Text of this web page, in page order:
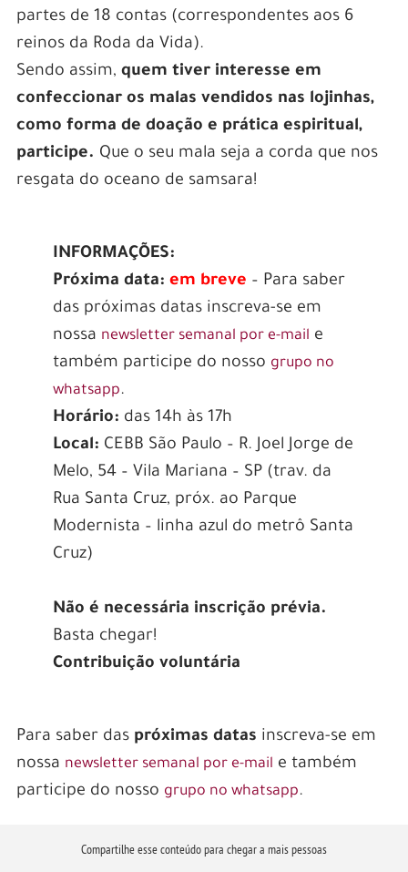
partes de 18 contas (correspondentes aos 6
reinos da Roda da Vida).
Sendo assim, quem tiver interesse em
confeccionar os malas vendidos nas lojinhas,
como forma de doação e prática espiritual,
participe. Que o seu mala seja a corda que nos
resgata do oceano de samsara!
INFORMAÇÕES:
Próxima data: em breve – Para saber
das próximas datas inscreva-se em
nossa newsletter semanal por e-mail e
também participe do nosso grupo no
whatsapp.
Horário: das 14h às 17h
Local: CEBB São Paulo – R. Joel Jorge de
Melo, 54 – Vila Mariana – SP (trav. da
Rua Santa Cruz, próx. ao Parque
Modernista – linha azul do metrô Santa
Cruz)
Não é necessária inscrição prévia.
Basta chegar!
Contribuição voluntária
Para saber das próximas datas inscreva-se em
nossa newsletter semanal por e-mail e também
participe do nosso grupo no whatsapp.
Compartilhe esse conteúdo para chegar a mais pessoas